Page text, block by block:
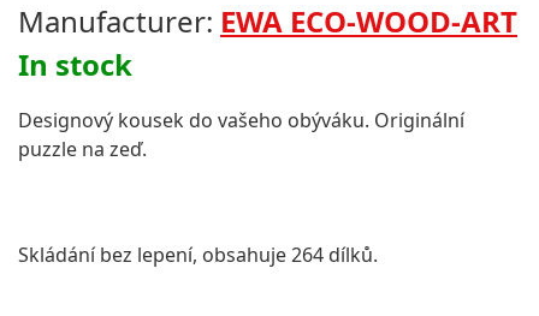
Manufacturer: EWA ECO-WOOD-ART
In stock
Designový kousek do vašeho obýváku. Originální
puzzle na zeď.
Skládání bez lepení, obsahuje 264 dílků.